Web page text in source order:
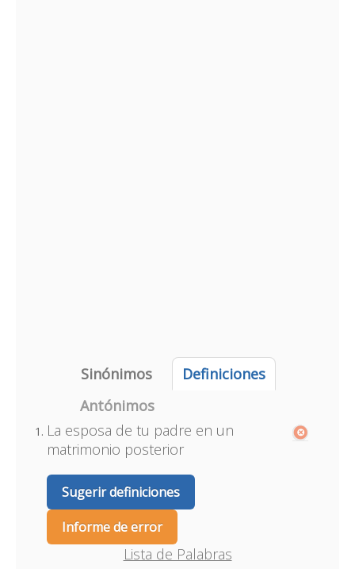
Sinónimos
Definiciones
Antónimos
La esposa de tu padre en un
matrimonio posterior
Sugerir definiciones
Informe de error
Lista de Palabras